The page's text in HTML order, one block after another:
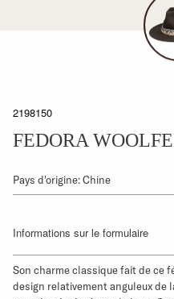
2198150
FEDORA
Pays d'origine: Chine
Informations sur le formulaire
Son charme classique fait de ce
design relativement anguleux de